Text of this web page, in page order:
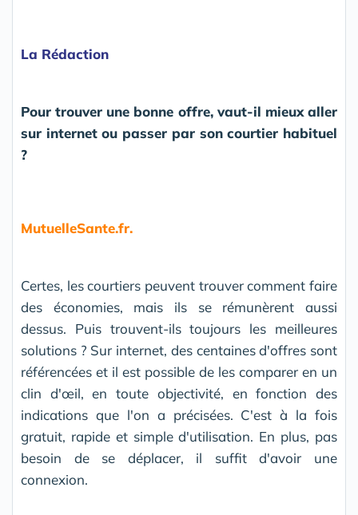
La Rédaction
Pour trouver une bonne offre, vaut-il mieux aller
sur internet ou passer par son courtier habituel
?
MutuelleSante.fr.
Certes, les courtiers peuvent trouver comment faire
des économies, mais ils se rémunèrent aussi
dessus. Puis trouvent-ils toujours les meilleures
solutions ? Sur internet, des centaines d'offres sont
référencées et il est possible de les comparer en un
clin d'œil, en toute objectivité, en fonction des
indications que l'on a précisées. C'est à la fois
gratuit, rapide et simple d'utilisation. En plus, pas
besoin de se déplacer, il suffit d'avoir une
connexion.